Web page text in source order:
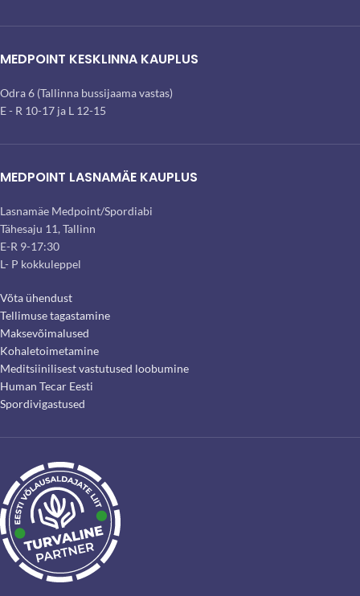
MEDPOINT KESKLINNA KAUPLUS
Odra 6 (Tallinna bussijaama vastas)
E - R 10-17 ja L 12-15
MEDPOINT LASNAMÄE KAUPLUS
Lasnamäe Medpoint/Spordiabi
Tähesaju 11, Tallinn
E-R 9-17:30
L- P kokkuleppel
Võta ühendust
Tellimuse tagastamine
Maksevõimalused
Kohaletoimetamine
Meditsiinilisest vastutused loobumine
Human Tecar Eesti
Spordivigastused